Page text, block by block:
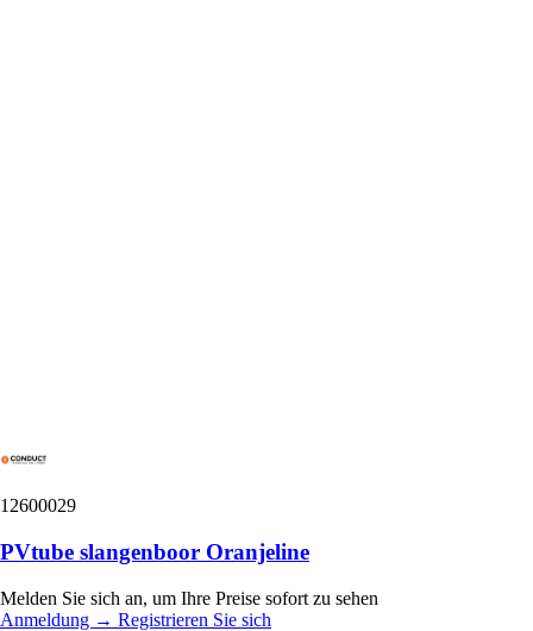
12600029
PVtube slangenboor Oranjeline
Melden Sie sich an, um Ihre Preise sofort zu sehen
Anmeldung → Registrieren Sie sich